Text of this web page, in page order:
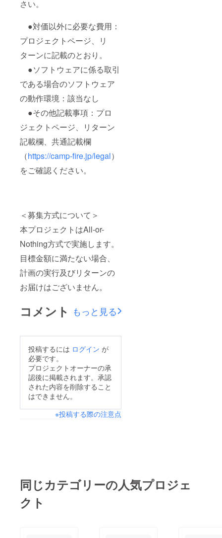
さい。
●対価以外に必要な費用：
プロジェクトページ、リ
ターンに記載のとおり。
●ソフトウェアに係る取引
である場合のソフトウェア
の動作環境：該当なし
●その他記載事項：プロ
ジェクトページ、リターン
記載欄、共通記載欄
（https://camp-fire.jp/legal）
をご確認ください。
＜募集方式について＞
本プロジェクトはAll-or-
Nothing方式で実施します。
目標金額に満たない場合、
計画の実行及びリターンの
お届けはございません。
コメント もっと見る
投稿するには ログイン が
必要です。
プロジェクトオーナーの承
認後に掲載されます。承認
された内容を削除すること
はできません。
※投稿する際の注意点
同じカテゴリーの人気プロジェ
クト